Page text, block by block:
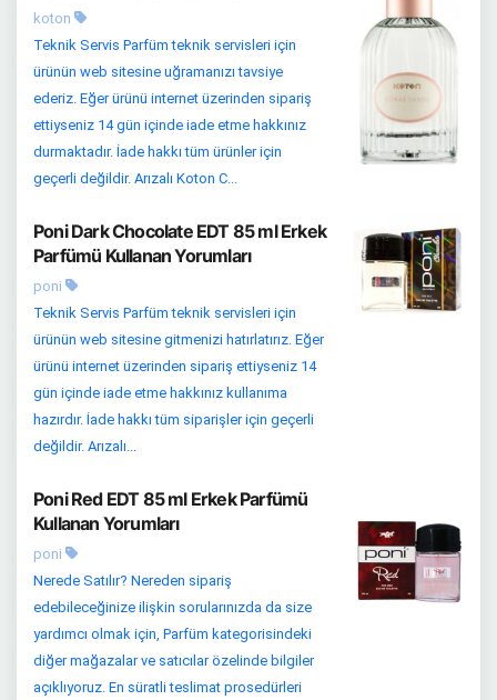
koton
Teknik Servis Parfüm teknik servisleri için
ürünün web sitesine uğramanızı tavsiye
ederiz. Eğer ürünü internet üzerinden sipariş
ettiyseniz 14 gün içinde iade etme hakkınız
durmaktadır. İade hakkı tüm ürünler için
geçerli değildir. Arızalı Koton C...
Poni Dark Chocolate EDT 85 ml Erkek
Parfümü Kullanan Yorumları
poni
Teknik Servis Parfüm teknik servisleri için
ürünün web sitesine gitmenizi hatırlatırız. Eğer
ürünü internet üzerinden sipariş ettiyseniz 14
gün içinde iade etme hakkınız kullanıma
hazırdır. İade hakkı tüm siparişler için geçerli
değildir. Arızalı...
Poni Red EDT 85 ml Erkek Parfümü
Kullanan Yorumları
poni
Nerede Satılır? Nereden sipariş
edebileceğinize ilişkin sorularınızda da size
yardımcı olmak için, Parfüm kategorisindeki
diğer mağazalar ve satıcılar özelinde bilgiler
açıklıyoruz. En süratli teslimat prosedürleri